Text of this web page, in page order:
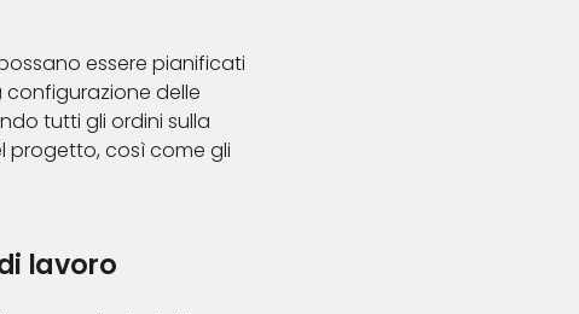
essere pianificati
configurazione delle
tutti gli ordini sulla
progetto, così come gli
lavoro